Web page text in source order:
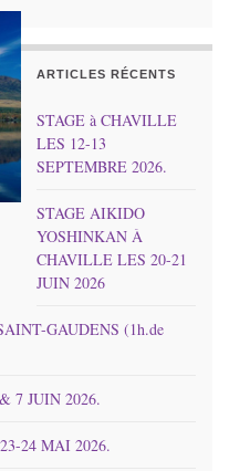
ARTICLES RÉCENTS
STAGE à CHAVILLE
LES 12-13
SEPTEMBRE 2026.
STAGE AIKIDO
YOSHINKAN À
CHAVILLE LES 20-21
JUIN 2026
GAUDENS (1h.de
7 JUIN 2026.
24 MAI 2026.